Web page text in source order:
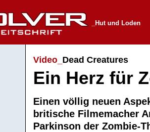
_Hut und Loden
Video_ Dead Creatures
Ein Herz für
Einen völlig neuen
britische Filmemacher
Parkinson der Zombie-